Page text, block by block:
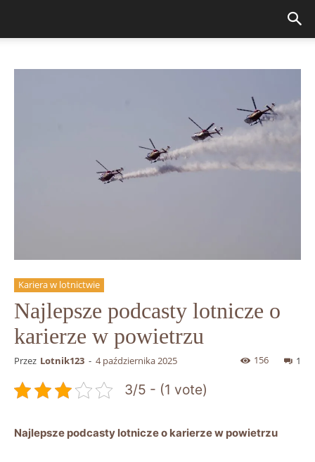
Kariera w lotnictwie
Najlepsze podcasty lotnicze o
karierze w powietrzu
Przez Lotnik123 - 4 października 2025 1
156
3/5 - (1 vote)
Najlepsze podcasty⁣ lotnicze o karierze w powietrzu